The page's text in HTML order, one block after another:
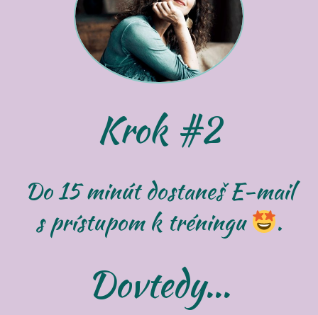
Krok #2
Do 15 minút dostaneš E-mail
s prístupom k tréningu
.
Dovtedy...